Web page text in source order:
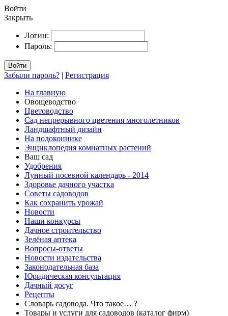
Войти
Закрыть
Логин:
Пароль:
Войти
Забыли пароль? | Регистрация
На главную
Овощеводство
Цветоводство
Сад непрерывного цветения многолетников
Ландшафтный дизайн
На подоконнике
Энциклопедия комнатных растений
Ваш сад
Удобрения
Лунный посевной календарь - 2014
Здоровье дачного участка
Советы садоводов
Как сохранить урожай
Новости
Наши конкурсы
Дачное строительство
Зелёная аптека
Вопросы-ответы
Новости издательства
Законодательная база
Юридическая консультация
Дачный досуг
Рецепты
Словарь садовода. Что такое… ?
Товары и услуги для садоводов (каталог фирм)